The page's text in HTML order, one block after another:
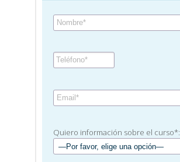
Quiero información sobre el curso*: